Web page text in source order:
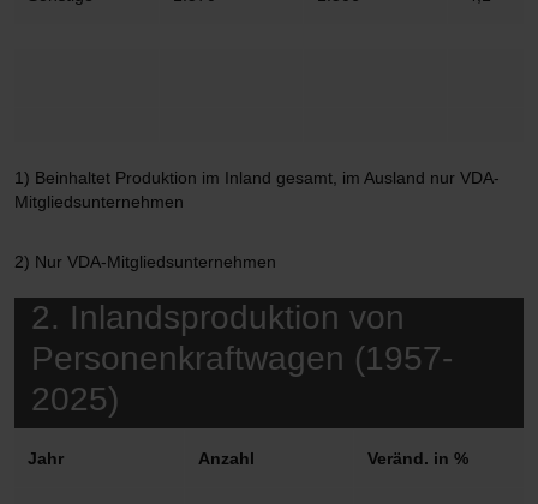
1) Beinhaltet Produktion im Inland gesamt, im Ausland nur VDA-
Mitgliedsunternehmen
2) Nur VDA-Mitgliedsunternehmen
2. Inlandsproduktion von
Personenkraftwagen (1957-
2025)
Jahr Anzahl Veränd. in %